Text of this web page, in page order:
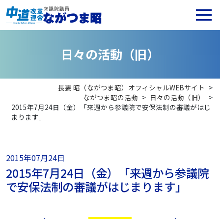
日々の活動 （旧）
長妻 昭（ながつま昭）オフィシャルWEBサイト >
ながつま昭の活動 > 日々の活動（旧）
>
2015年7月24日（金）「来週から参議院で安保法制の審議がはじ
まります」
2015年07月24日
2015年7月24日（金）「来週から参議院
で安保法制の審議がはじまります」